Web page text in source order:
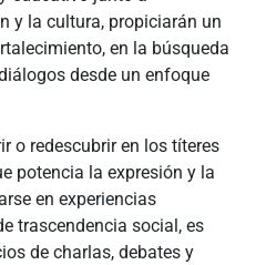
y la cultura, propiciarán un
en la búsqueda
desde un enfoque
o redescubrir en los títeres
potencia la expresión y la
en experiencias
trascendencia social, es
de charlas, debates y